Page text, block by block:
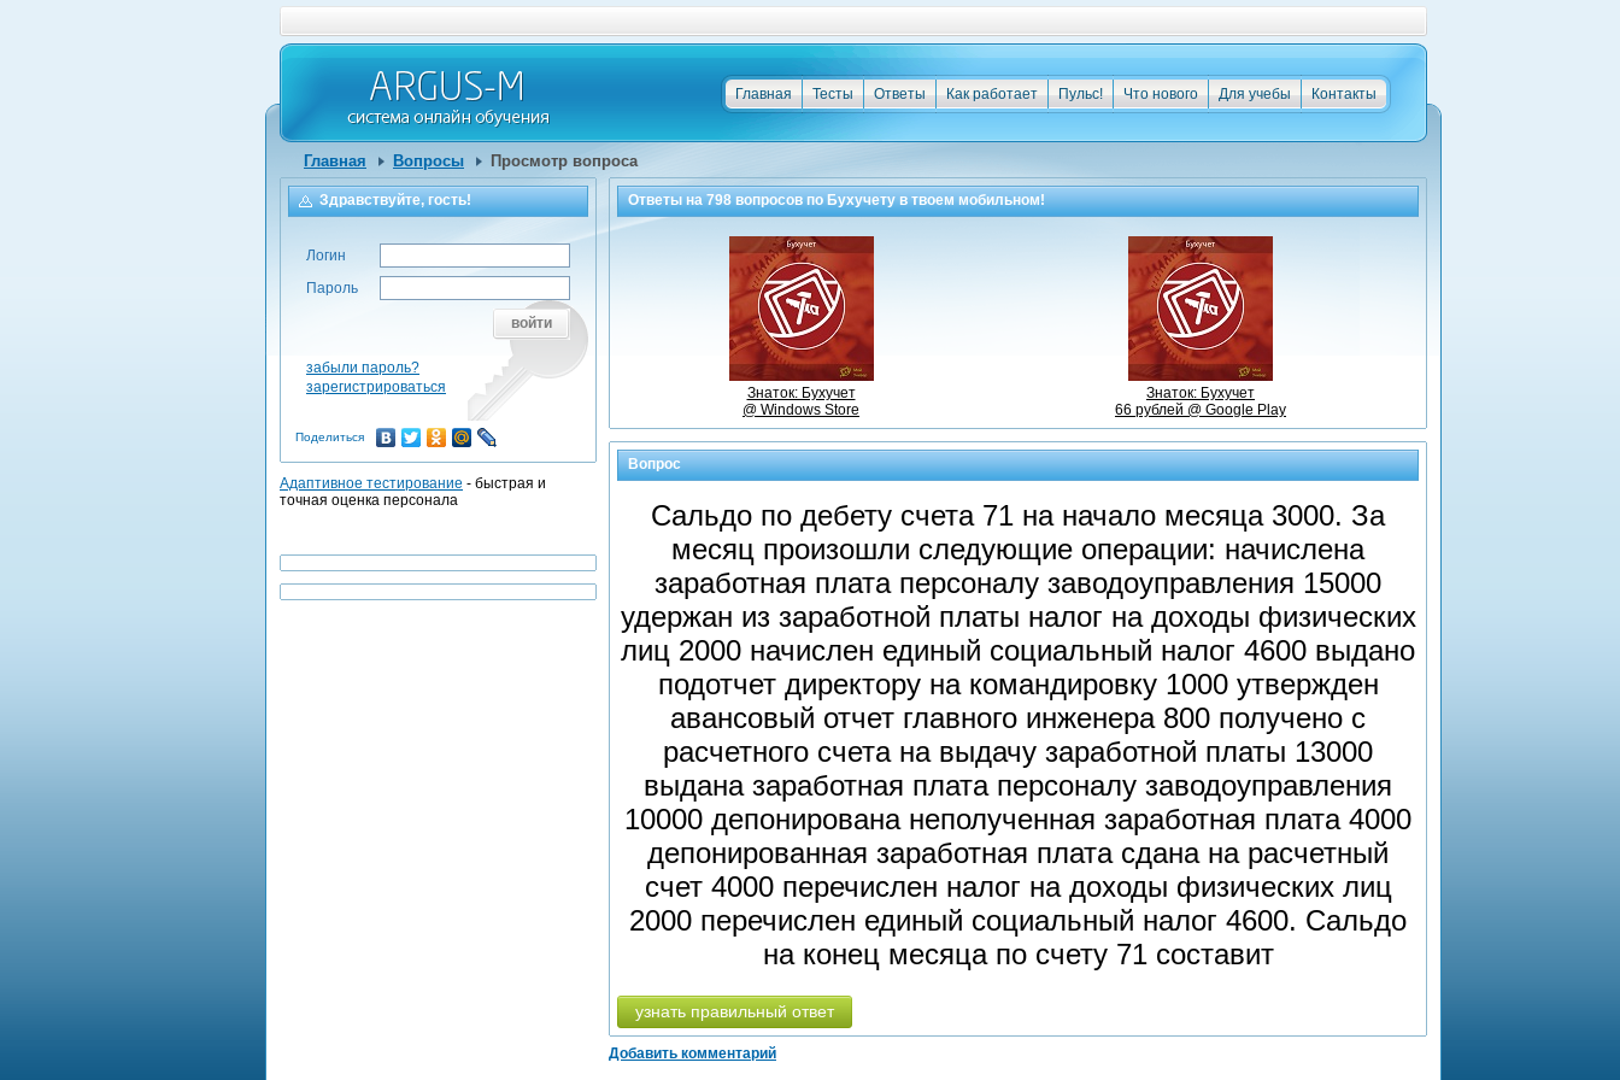
Контакты
Для учебы
Что нового
Пульс!
Как работает
Ответы
Тесты
Главная
Главная Вопросы Просмотр вопроса
Ответы на798вопросов поБухучетув твоем мобильном!
Знаток: Бухучет
@ Windows Store
Знаток: Бухучет
66 рублей @ Google Play
Вопрос
Сальдо по дебету счета 71 на начало месяца 3000. За
месяц произошли следующие операции: начислена
заработная плата персоналу заводоуправления 15000
удержан из заработной платы налог на доходы физических
лиц 2000 начислен единый социальный налог 4600 выдано
подотчет директору на командировку 1000 утвержден
авансовый отчет главного инженера 800 получено с
расчетного счета на выдачу заработной платы 13000
выдана заработная плата персоналу заводоуправления
10000 депонирована неполученная заработная плата 4000
депонированная заработная плата сдана на расчетный
счет 4000 перечислен налог на доходы физических лиц
2000 перечислен единый социальный налог 4600. Сальдо
на конец месяца по счету 71 составит
узнать правильный ответ
Добавить комментарий
Здравствуйте, гость!
Логин
Пароль
войти
забыли пароль?
зарегистрироваться
Поделиться
Адаптивное тестирование - быстрая и
точная оценка персонала